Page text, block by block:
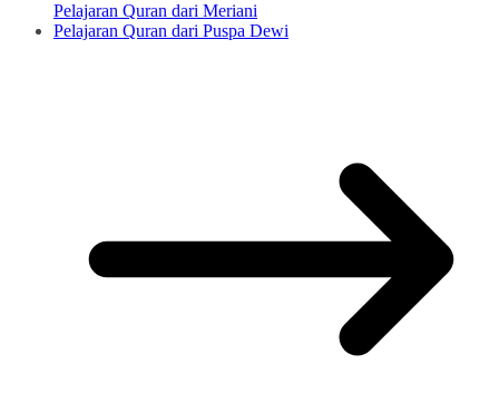
Pelajaran Quran dari Meriani
Pelajaran Quran dari Puspa Dewi